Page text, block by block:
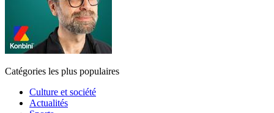
Catégories les plus populaires
Culture et société
Actualités